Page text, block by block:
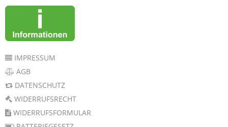
IMPRESSUM
AGB
DATENSCHUTZ
WIDERRUFSRECHT
WIDERRUFSFORMULAR